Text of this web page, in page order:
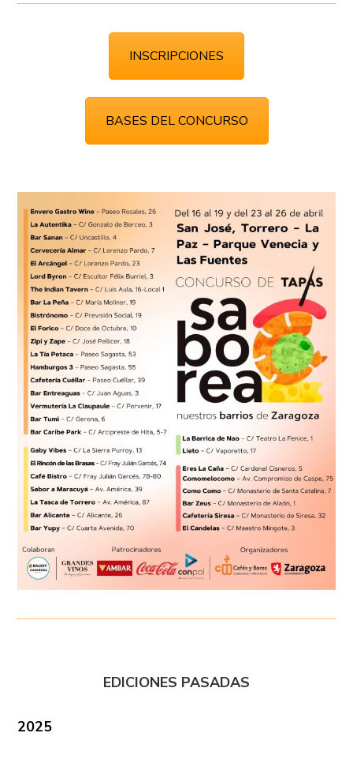
INSCRIPCIONES
BASES DEL CONCURSO
EDICIONES PASADAS
2025